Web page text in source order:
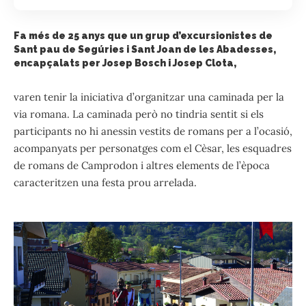
Fa més de 25 anys que un grup d’excursionistes de
Sant pau de Segúries i Sant Joan de les Abadesses,
encapçalats per Josep Bosch i Josep Clota,
varen tenir la iniciativa d’organitzar una caminada per la
via romana. La caminada però no tindria sentit si els
participants no hi anessin vestits de romans per a l’ocasió,
acompanyats per personatges com el Cèsar, les esquadres
de romans de Camprodon i altres elements de l’època
caracteritzen una festa prou arrelada.